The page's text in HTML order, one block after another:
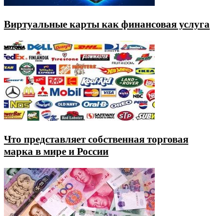
Виртуальные карты как финансовая услуга
Что представляет собственная торговая
марка в мире и России